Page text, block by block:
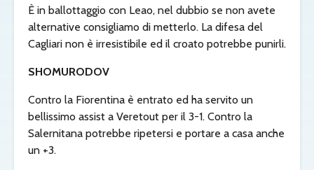
È in ballottaggio con Leao, nel dubbio se non avete
alternative consigliamo di metterlo. La difesa del
Cagliari non è irresistibile ed il croato potrebbe punirli.
SHOMURODOV
Contro la Fiorentina è entrato ed ha servito un
bellissimo assist a Veretout per il 3-1. Contro la
Salernitana potrebbe ripetersi e portare a casa anche
un +3.